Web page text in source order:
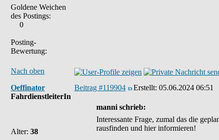
Goldene Weichen
des Postings:
0
Posting-
Bewertung:
Nach oben
Oeffinator
FahrdienstleiterIn
Alter: 38
Beitrag #119904 Erstellt: 05.06.2024 06:51
manni schrieb:
Interessante Frage, zumal das die
rausfinden und hier informieren!